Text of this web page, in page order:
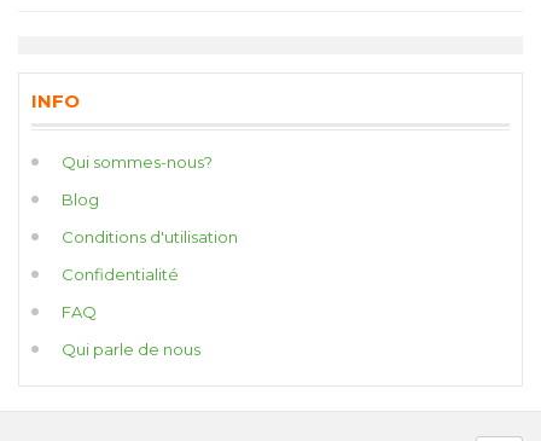
INFO
Qui sommes-nous?
Blog
Conditions d'utilisation
Confidentialité
FAQ
Qui parle de nous